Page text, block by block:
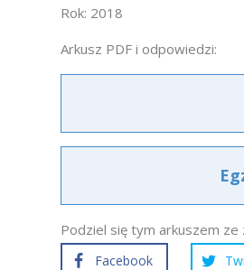
Rok: 2018
Arkusz PDF i odpowiedzi:
Podziel się tym arkuszem ze
Facebook